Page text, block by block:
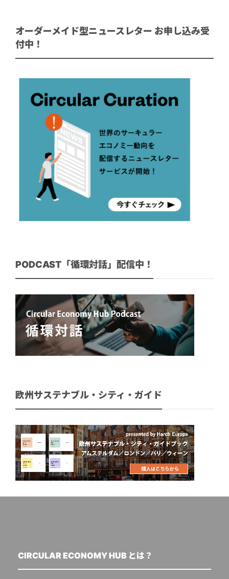
オーダーメイド型ニュースレター お申し込み受
付中！
PODCAST「循環対話」配信中！
欧州サステナブル・シティ・ガイド
CIRCULAR ECONOMY HUB とは？